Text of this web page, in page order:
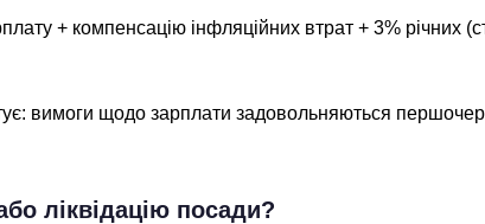
+ компенсацію інфляційних втрат + 3% річних
вимоги щодо зарплати задовольняються
ліквідацію посади?